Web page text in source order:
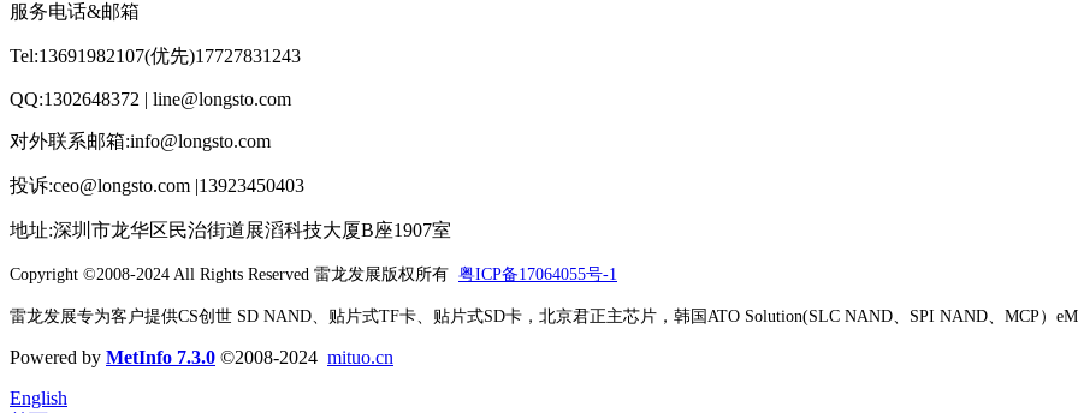
服务电话&邮箱
Tel:13691982107(优先)17727831243
QQ:1302648372 | line@longsto.com
对外联系邮箱:info@longsto.com
投诉:ceo@longsto.com |13923450403
地址:深圳市龙华区民治街道展滔科技大厦B座1907室
Copyright ©2008-2024 All Rights Reserved 雷龙发展版权所有 粤ICP备17064055号-1
雷龙发展专为客户提供CS创世 SD NAND、贴片式TF卡、贴片式SD卡，北京君正主芯片，韩国ATO Solution(SLC NAND、SPI NAND、MCP）
Powered by MetInfo 7.3.0 ©2008-2024 mituo.cn
English